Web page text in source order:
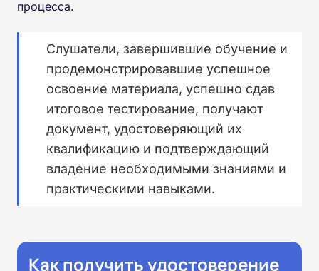
процесса.
Слушатели, завершившие обучение и
продемонстрировавшие успешное
освоение материала, успешно сдав
итоговое тестирование, получают
документ, удостоверяющий их
квалификацию и подтверждающий
владение необходимыми знаниями и
практическими навыками.
Как получить удостоверение